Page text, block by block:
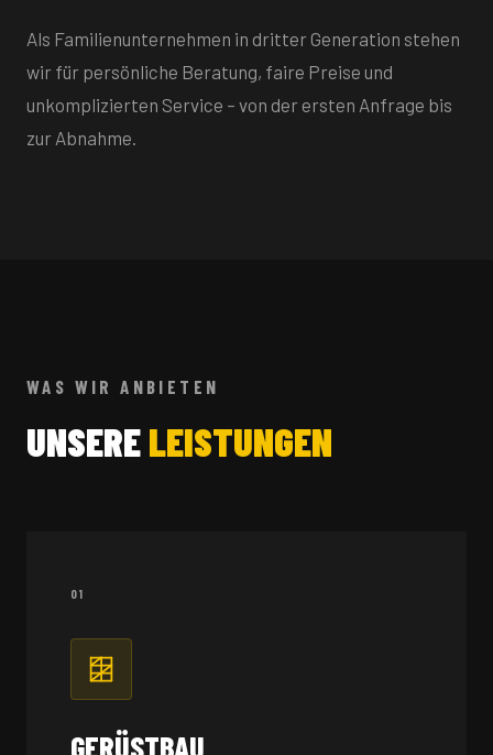
Als Familienunternehmen in dritter Generation stehen
wir für persönliche Beratung, faire Preise und
unkomplizierten Service – von der ersten Anfrage bis
zur Abnahme.
WAS WIR ANBIETEN
UNSERELEISTUNGEN
01
GERÜSTBAU